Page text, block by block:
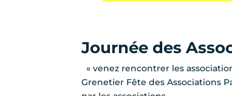
Journée des
« venez rencontrer les
Grenetier Fête des Associations